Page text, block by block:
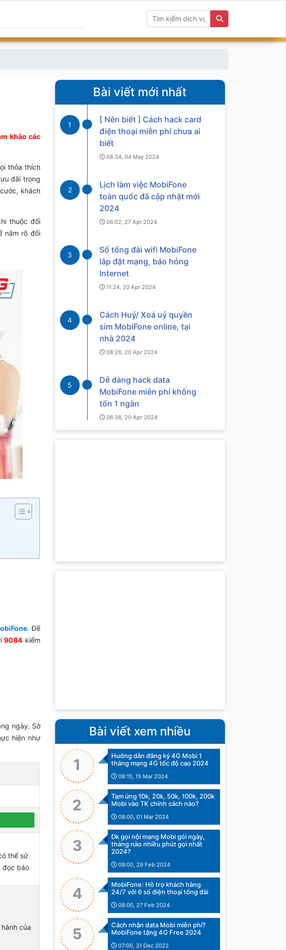
khảo các
thỏa thích
đãi trong
khách
thuộc đối
nắm rõ đối
. Để
9084 kiểm
ngày. Sở
hiện như
thể sử
đọc báo
của
Bài viết mới nhất
1
[ Nên biết ] Cách hack card
điện thoại miễn phí chưa ai
biết
08:34, 04 May 2024
2
Lịch làm việc MobiFone
toàn quốc đã cập nhật mới
2024
06:02, 27 Apr 2024
3
Số tổng đài wifi MobiFone
lắp đặt mạng, báo hỏng
Internet
11:24, 20 Apr 2024
4
Cách Huỷ/ Xoá uỷ quyền
sim MobiFone online, tại
nhà 2024
08:26, 20 Apr 2024
5
Dễ dàng hack data
MobiFone miễn phí không
tốn 1 ngàn
06:36, 20 Apr 2024
Bài viết xem nhiều
1
Hướng dẫn đăng ký 4G Mobi 1
tháng mạng 4G tốc độ cao 2024
08:15, 15 Mar 2024
2
Tạm ứng 10k, 20k, 50k, 100k, 200k
Mobi vào TK chính cách nào?
08:00, 01 Mar 2024
3
Dk gọi nội mạng Mobi gói ngày,
tháng nào nhiều phút gọi nhất
2024?
09:00, 29 Feb 2024
4
MobiFone: Hỗ trợ khách hàng
24/7 với 6 số điện thoại tổng đài
08:00, 27 Feb 2024
5
Cách nhận data Mobi miễn phí?
MobiFone tặng 4G Free 2024
07:00, 31 Dec 2022